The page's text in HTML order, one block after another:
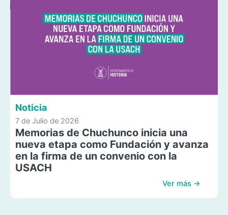
Noticia
7 de Julio de 2026
Memorias de Chuchunco inicia una
nueva etapa como Fundación y avanza
en la firma de un convenio con la
USACH
Ver más →